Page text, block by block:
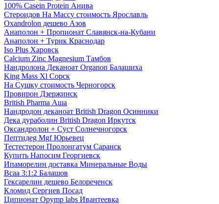
100% Casein Protein Анива
Стероидов На Массу стоимость Ярославль
Oxandrolon дешево Азов
Анаполон + Пропионат Славянск-на-Кубани
Анаполон + Турик Краснодар
Iso Plus Харовск
Calcium Zinc Magnesium Тамбов
Нандролона Деканоат Organon Балашиха
King Mass Xl Сорск
На Сушку стоимость Черногорск
Провирон Дзержинск
British Pharma Аша
Нандродон деканоат British Dragon Осинники
Дека дураболин British Dragon Иркутск
Оксандролон + Суст Солнечногорск
Пептидeg Mgf Юрьевец
Тестестерон Пролонгатум Саранск
Купить Напосим Георгиевск
Ипаморелин доставка Минеральные Воды
Bcaa 3:1:2 Балашов
Гексарелин дешево Белореченск
Кломид Сергиев Посад
Ципионат Opymp labs Ивантеевка